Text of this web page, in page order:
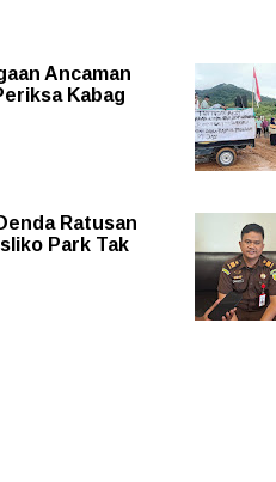
Ancaman
Kabag
Ratusan
Park Tak